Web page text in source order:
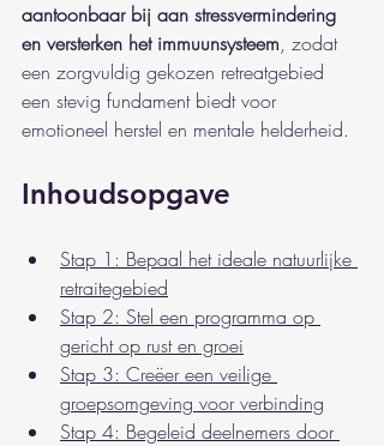
aantoonbaar bij aan stressvermindering
en versterken het immuunsysteem, zodat
een zorgvuldig gekozen retreatgebied
een stevig fundament biedt voor
emotioneel herstel en mentale helderheid.
Inhoudsopgave
Stap 1: Bepaal het ideale natuurlijke
retraitegebied
Stap 2: Stel een programma op
gericht op rust en groei
Stap 3: Creëer een veilige
groepsomgeving voor verbinding
Stap 4: Begeleid deelnemers door